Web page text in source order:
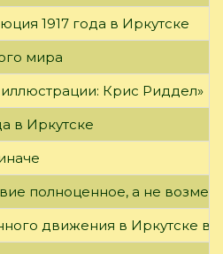
1917 года в Иркутске
мира
Крис Риддел»
в Иркутске
полноценное, а не
движения в Иркутске в